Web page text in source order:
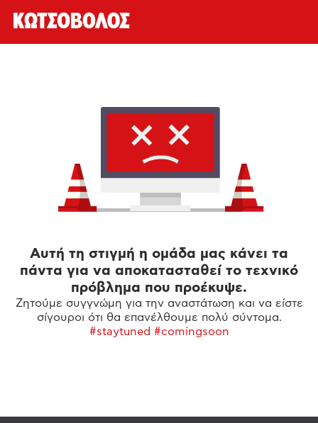
Αυτή τη στιγμή η ομάδα μας κάνει τα
πάντα για να αποκατασταθεί το τεχνικό
πρόβλημα που προέκυψε.
Ζητούμε συγγνώμη για την αναστάτωση και να είστε
σίγουροι ότι θα επανέλθουμε πολύ σύντομα.
#staytuned #comingsoon